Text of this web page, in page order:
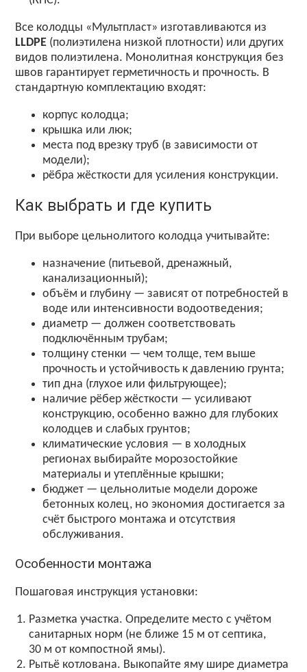
Все колодцы «Мультпласт» изготавливаются из
LLDPE (полиэтилена низкой плотности) или других
видов полиэтилена. Монолитная конструкция без
швов гарантирует герметичность и прочность. В
стандартную комплектацию входят:
корпус колодца;
крышка или люк;
места под врезку труб (в зависимости от
модели);
рёбра жёсткости для усиления конструкции.
Как выбрать и где купить
При выборе цельнолитого колодца учитывайте:
назначение (питьевой, дренажный,
канализационный);
объём и глубину — зависят от потребностей в
воде или интенсивности водоотведения;
диаметр — должен соответствовать
подключённым трубам;
толщину стенки — чем толще, тем выше
прочность и устойчивость к давлению грунта;
тип дна (глухое или фильтрующее);
наличие рёбер жёсткости — усиливают
конструкцию, особенно важно для глубоких
колодцев и слабых грунтов;
климатические условия — в холодных
регионах выбирайте морозостойкие
материалы и утеплённые крышки;
бюджет — цельнолитые модели дороже
бетонных колец, но экономия достигается за
счёт быстрого монтажа и отсутствия
обслуживания.
Особенности монтажа
Пошаговая инструкция установки:
Разметка участка. Определите место с учётом
санитарных норм (не ближе 15 м от септика,
30 м от компостной ямы).
Рытьё котлована. Выкопайте яму шире диаметра